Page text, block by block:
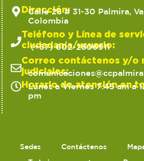
Dirección:
Calle 28 # 31-30 Palmira,
Colombia
Teléfono y Línea de
ciudadanía/usuario:
(+57) 602-2806911
Correo contáctenos y/o
judiciales:
Horario de atención en
Lunes a Viernes 7:45 am a
pm
Sedes Contáctenos